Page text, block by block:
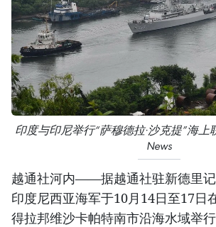
印度与印尼举行“萨穆德拉·沙克提”海上
News
越通社河内——据越通社驻新德里
印度尼西亚海军于10月14日至17日
得拉邦维沙卡帕特南市沿海水域举